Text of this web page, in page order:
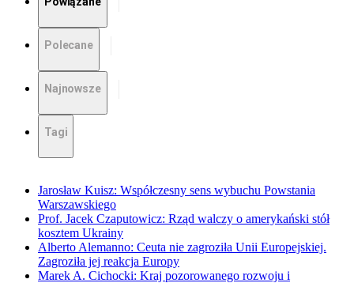
Polecane
Najnowsze
Tagi
Jarosław Kuisz: Współczesny sens wybuchu Powstania
Warszawskiego
Prof. Jacek Czaputowicz: Rząd walczy o amerykański stół
kosztem Ukrainy
Alberto Alemanno: Ceuta nie zagroziła Unii Europejskiej.
Zagroziła jej reakcja Europy
Marek A. Cichocki: Kraj pozorowanego rozwoju i